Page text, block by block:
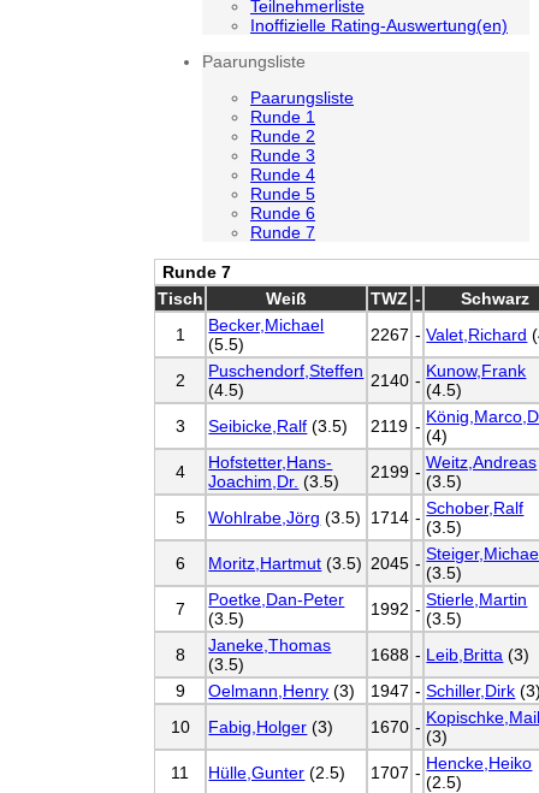
Teilnehmerliste
Inoffizielle Rating-Auswertung(en)
Paarungsliste
Paarungsliste
Runde 1
Runde 2
Runde 3
Runde 4
Runde 5
Runde 6
Runde 7
Runde 7
Tisch
Weiß TWZ -
Schwarz
1
Becker,Michael
(5.5)
2267 - Valet,Richard
2
Puschendorf,Steffen
(4.5)
2140 - Kunow,Frank
(4.5)
3
Seibicke,Ralf (3.5) 2119 - (4)
4
Hofstetter,Hans-
Joachim,Dr. (3.5) 2199 - Weitz,Andreas
(3.5)
5
Wohlrabe,Jörg (3.5) 1714 - Schober,Ralf
(3.5)
6
Moritz,Hartmut (3.5) 2045 - (3.5)
7
Poetke,Dan-Peter
(3.5)
1992 - Stierle,Martin
(3.5)
8
Janeke,Thomas
(3.5)
1688 - Leib,Britta (3)
9
Oelmann,Henry (3) 1947 - Schiller,Dirk
10
Fabig,Holger (3) 1670 - (3)
11
Hülle,Gunter (2.5) 1707 - Hencke,Heiko
(2.5)